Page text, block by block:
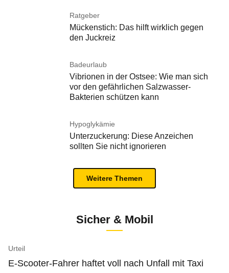
Ratgeber
Mückenstich: Das hilft wirklich gegen
den Juckreiz
Badeurlaub
Vibrionen in der Ostsee: Wie man sich
vor den gefährlichen Salzwasser-
Bakterien schützen kann
Hypoglykämie
Unterzuckerung: Diese Anzeichen
sollten Sie nicht ignorieren
Weitere Themen
Sicher & Mobil
Urteil
E-Scooter-Fahrer haftet voll nach Unfall mit Taxi